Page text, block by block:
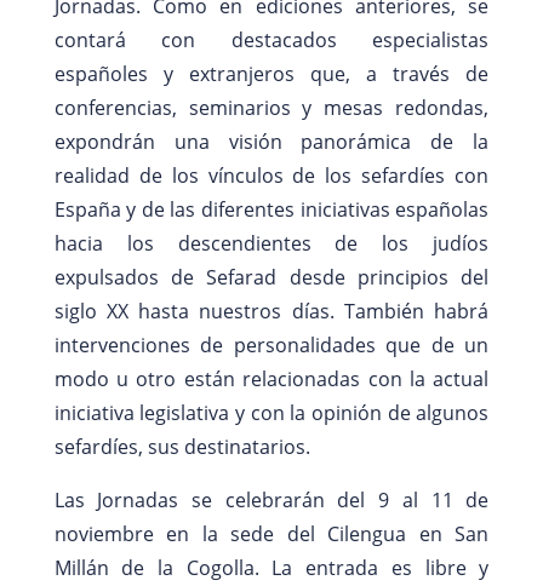
Jornadas. Como en ediciones anteriores, se
contará con destacados especialistas
españoles y extranjeros que, a través de
conferencias, seminarios y mesas redondas,
expondrán una visión panorámica de la
realidad de los vínculos de los sefardíes con
España y de las diferentes iniciativas españolas
hacia los descendientes de los judíos
expulsados de Sefarad desde principios del
siglo XX hasta nuestros días. También habrá
intervenciones de personalidades que de un
modo u otro están relacionadas con la actual
iniciativa legislativa y con la opinión de algunos
sefardíes, sus destinatarios.
Las Jornadas se celebrarán del 9 al 11 de
noviembre en la sede del Cilengua en San
Millán de la Cogolla. La entrada es libre y